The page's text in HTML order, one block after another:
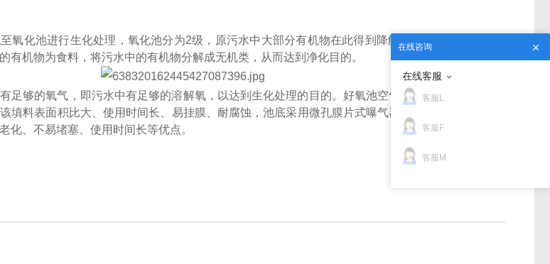
氧化池进行生化处理，氧化池分为2级，原污水中大部分有机物在此得到降解和净化，好氧菌以
有机物为食料，将污水中的有机物分解成无机类，从而达到净化目的。
足够的氧气，即污水中有足够的溶解氧，以达到生化处理的目的。好氧池空气由风机提供，池内
填料表面积比大、使用时间长、易挂膜、耐腐蚀，池底采用微孔膜片式曝气器，使溶解氧的转移
化、不易堵塞、使用时间长等优点。
在线咨询
在线客服
客服L
客服F
客服M